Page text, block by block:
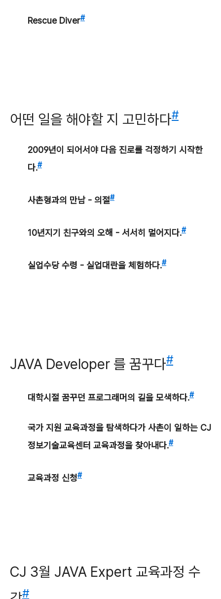
Rescue Diver#
어떤 일을 해야할 지 고민하다#
2009년이 되어서야 다음 진로를 걱정하기 시작한
다.#
사촌형과의 만남 - 의절#
10년지기 친구와의 오해 - 서서히 멀어지다.#
실업수당 수령 - 실업대란을 체험하다.#
JAVA Developer 를 꿈꾸다#
대학시절 꿈꾸던 프로그래머의 길을 모색하다.#
국가 지원 교육과정을 탐색하다가 사촌이 일하는 CJ
정보기술교육센터 교육과정을 찾아내다.#
교육과정 신청#
CJ 3월 JAVA Expert 교육과정 수
#